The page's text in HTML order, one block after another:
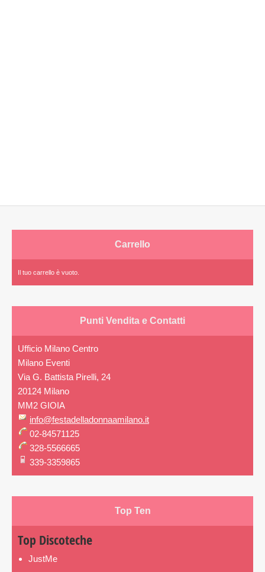
Carrello
Il tuo carrello è vuoto.
Punti Vendita e Contatti
Ufficio Milano Centro
Milano Eventi
Via G. Battista Pirelli, 24
20124 Milano
MM2 GIOIA
info@festadelladonnaamilano.it
02-84571125
328-5566665
339-3359865
Top Ten
Top Discoteche
JustMe